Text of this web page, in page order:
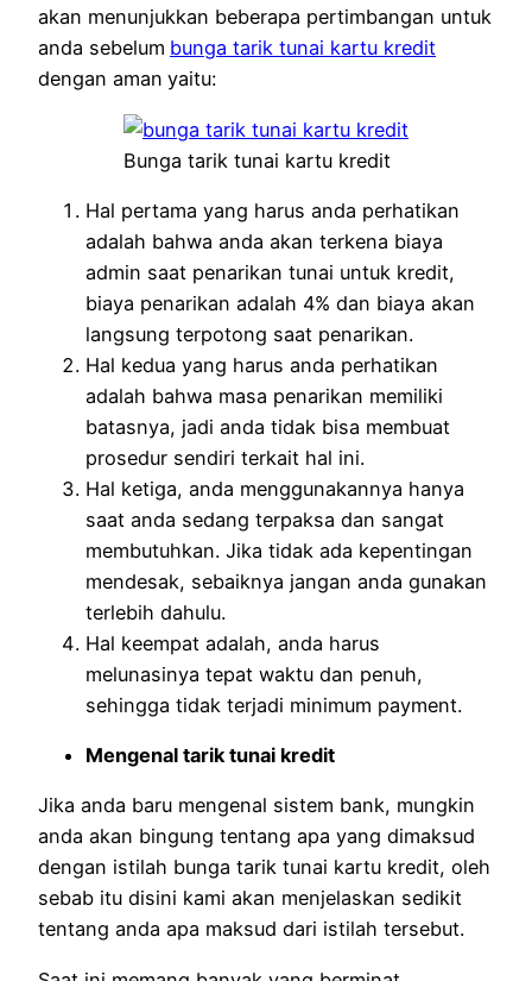
akan menunjukkan beberapa pertimbangan untuk
anda sebelum bunga tarik tunai kartu kredit
dengan aman yaitu:
Bunga tarik tunai kartu kredit
Hal pertama yang harus anda perhatikan
adalah bahwa anda akan terkena biaya
admin saat penarikan tunai untuk kredit,
biaya penarikan adalah 4% dan biaya akan
langsung terpotong saat penarikan.
Hal kedua yang harus anda perhatikan
adalah bahwa masa penarikan memiliki
batasnya, jadi anda tidak bisa membuat
prosedur sendiri terkait hal ini.
Hal ketiga, anda menggunakannya hanya
saat anda sedang terpaksa dan sangat
membutuhkan. Jika tidak ada kepentingan
mendesak, sebaiknya jangan anda gunakan
terlebih dahulu.
Hal keempat adalah, anda harus
melunasinya tepat waktu dan penuh,
sehingga tidak terjadi minimum payment.
Mengenal tarik tunai kredit
Jika anda baru mengenal sistem bank, mungkin
anda akan bingung tentang apa yang dimaksud
dengan istilah bunga tarik tunai kartu kredit, oleh
sebab itu disini kami akan menjelaskan sedikit
tentang anda apa maksud dari istilah tersebut.